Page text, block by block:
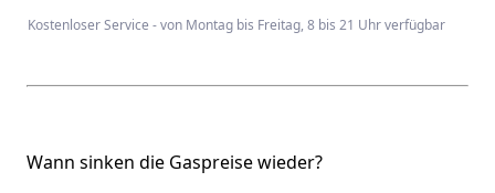
Kostenloser Service - von Montag bis Freitag, 8 bis 21 Uhr verfügbar
Wann sinken die Gaspreise wieder?